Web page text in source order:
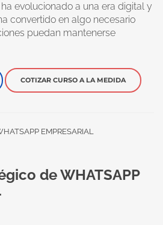
evolucionado a una era digital y
convertido en algo necesario
puedan mantenerse
COTIZAR CURSO A LA MEDIDA
de WHATSAPP